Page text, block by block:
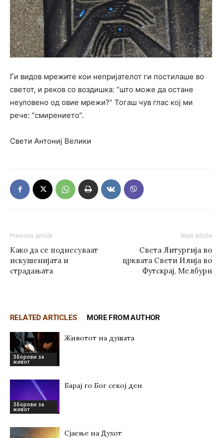
Ги видов мрежите кои непријателот ги постилаше во
светот, и реков со воздишка: “што може да остане
неуловено од овие мрежи?” Тогаш чув глас кој ми
рече: “смирението”.
Свети Антониј Велики
Previous article
Како да се поднесуваат
искушенијата и
страдањата
Next article
Света Литургија во
црквата Свети Илија во
Футскрај, Мелбурн
RELATED ARTICLES MORE FROM AUTHOR
Зборови за
живот
Животот на душата
Зборови за
живот
Барај го Бог секој ден
Сјаење на Духот